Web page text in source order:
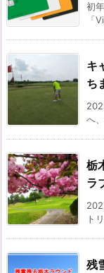
初
「
キ
ち
へ
栃
ラ
ト
残